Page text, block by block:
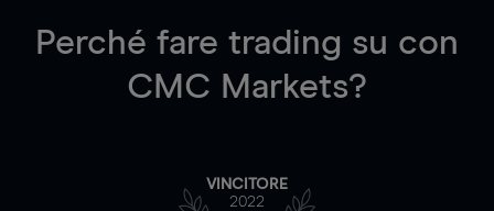
Perché fare trading su con
CMC Markets?
VINCITORE
2022